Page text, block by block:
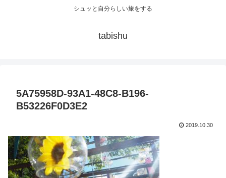
シュッと自分らしい旅をする
tabishu
5A75958D-93A1-48C8-B196-
B53226F0D3E2
2019.10.30